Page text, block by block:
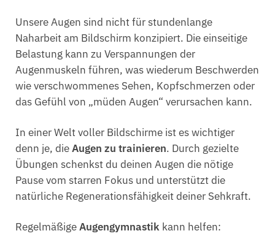
Unsere Augen sind nicht für stundenlange
Naharbeit am Bildschirm konzipiert. Die einseitige
Belastung kann zu Verspannungen der
Augenmuskeln führen, was wiederum Beschwerden
wie verschwommenes Sehen, Kopfschmerzen oder
das Gefühl von „müden Augen“ verursachen kann.
In einer Welt voller Bildschirme ist es wichtiger
denn je, dieAugen zu trainieren. Durch gezielte
Übungen schenkst du deinen Augen die nötige
Pause vom starren Fokus und unterstützt die
natürliche Regenerationsfähigkeit deiner Sehkraft.
RegelmäßigeAugengymnastik kann helfen: